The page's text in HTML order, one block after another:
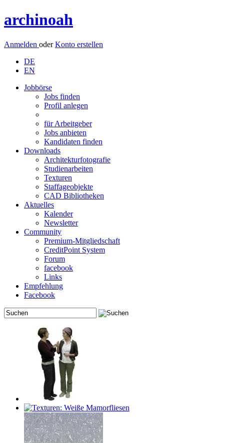
archinoah
Anmelden oderKonto erstellen
DE
EN
Jobbörse
Jobs finden
Profil anlegen
für Arbeitgeber
Jobs anbieten
Kandidaten finden
Downloads
Architekturfotografie
Studienarbeiten
Texturen
Staffageobjekte
CAD Bibliotheken
Aktuelles
Kalender
Newsletter
Community
Premium-Mitgliedschaft
CreditPoint System
Forum
facebook
Links
Empfehlung
Facebook